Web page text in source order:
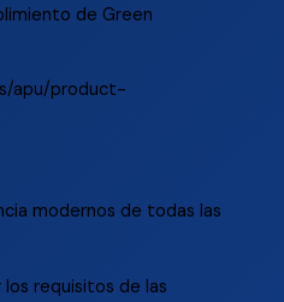
de Green
apu/product-
modernos de todas las
requisitos de las